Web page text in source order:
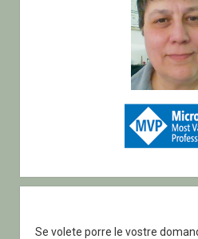
Se volete porre le vostre